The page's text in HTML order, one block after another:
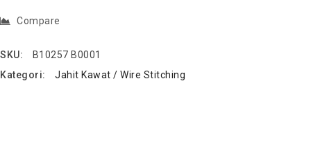
Compare
SKU:
B10257 B0001
Kategori:
Jahit Kawat / Wire Stitching